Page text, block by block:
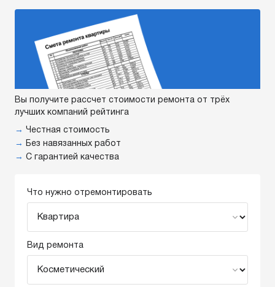
Что нужно отремонтировать
Вид ремонта
Вы получите рассчет стоимости ремонта от трёх
лучших компаний рейтинга
→ Честная стоимость
→
Без навязанных работ
→ С гарантией качества